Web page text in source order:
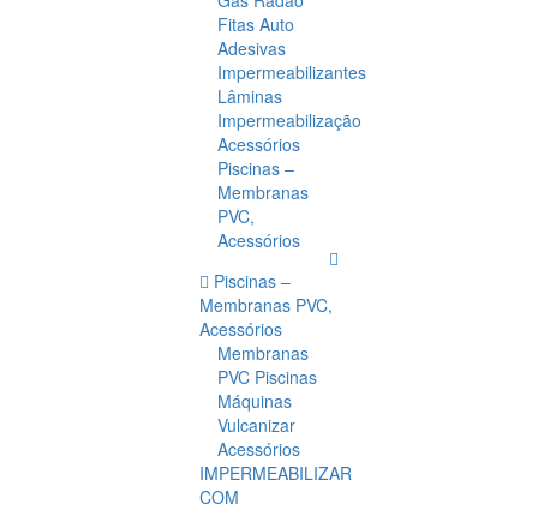
Fitas Auto
Adesivas
Impermeabilizantes
Lâminas
Impermeabilização
Acessórios
Piscinas –
Membranas
PVC,
Acessórios
Piscinas –
Membranas PVC,
Acessórios
Membranas
PVC Piscinas
Máquinas
Vulcanizar
Acessórios
IMPERMEABILIZAR
COM